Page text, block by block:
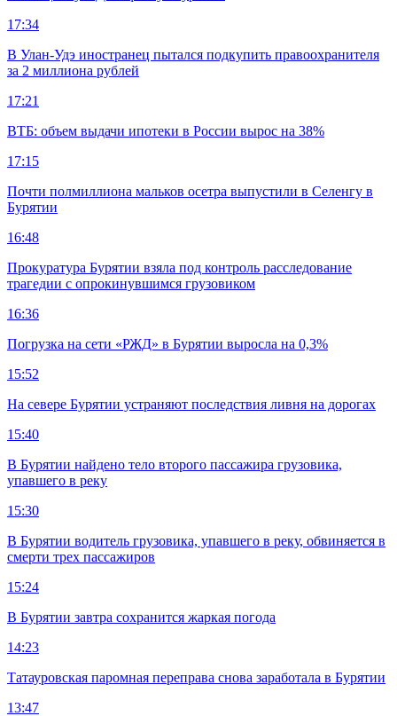
17:34
В Улан-Удэ иностранец пытался подкупить правоохранителя
за 2 миллиона рублей
17:21
ВТБ: объем выдачи ипотеки в России вырос на 38%
17:15
Почти полмиллиона мальков осетра выпустили в Селенгу в
Бурятии
16:48
Прокуратура Бурятии взяла под контроль расследование
трагедии с опрокинувшимся грузовиком
16:36
Погрузка на сети «РЖД» в Бурятии выросла на 0,3%
15:52
На севере Бурятии устраняют последствия ливня на дорогах
15:40
В Бурятии найдено тело второго пассажира грузовика,
упавшего в реку
15:30
В Бурятии водитель грузовика, упавшего в реку, обвиняется в
смерти трех пассажиров
15:24
В Бурятии завтра сохранится жаркая погода
14:23
Татауровская паромная переправа снова заработала в Бурятии
13:47